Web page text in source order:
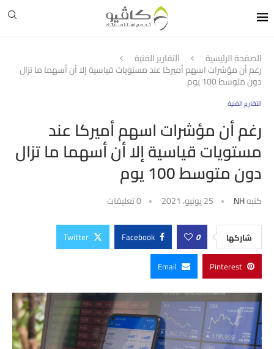
الصفحة الرئيسية التقارير الفنية
رغم أن مؤشرات اسهم أميركا عند مستويات قياسية إلا أن أسهما ما تزال
دون متوسط 100 يوم
التقارير الفنية
رغم أن مؤشرات اسهم أميركا عند
مستويات قياسية إلا أن أسهما ما تزال
دون متوسط 100 يوم
كتبهNH 25 يونيو، 2021 0 تعليقات
شاركها 0
Facebook
Twitter
Pinterest
Email